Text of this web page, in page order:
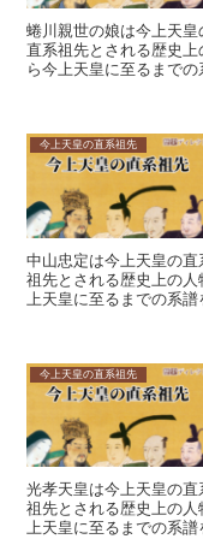
蜷川親世の娘は今上天
直系祖先とされる歴史
ら今上天皇に至るまでの
今上天皇の直系祖先
中山忠定は今上天皇の
祖先とされる歴史上の
上天皇に至るまでの系譜
今上天皇の直系祖先
光孝天皇は今上天皇の
祖先とされる歴史上の
上天皇に至るまでの系譜